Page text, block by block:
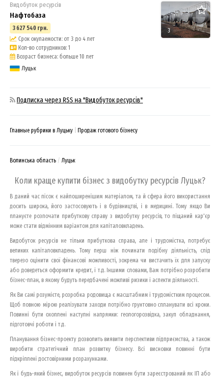
3
Видобуток ресурсів
Нафтобаза
3 627 540 грн.
Срок окупаемости: от 3 до 4 лет
Кол-во сотрудников: 1
Возраст бизнеса: больше 10 лет
Луцьк
Подписка через RSS на "Видобуток ресурсів"
Главные рубрики в Луцьку Продаж готового бізнесу
Волинська область Луцьк
Коли краще купити бізнес з видобутку ресурсів Луцьк?
В даний час пісок є найпоширенішим матеріалом, та й сфера його використання
досить широка, його застосовують і в будівництві, і в медицині. Тому якщо Ви
плануєте розпочати прибуткову справу з видобутку ресурсів, то піщаний кар'єр
може стати відмінним варіантом для капіталовкладень.
Видобуток ресурсів не тільки прибуткова справа, але і трудомістка, потребує
великих капіталовкладень. Тому перш ніж починати подібну діяльність, слід
тверезо оцінити свої фінансові можливості, зокрема чи вистачить їх для запуску
або доведеться оформити кредит, і т.д. Іншими словами, Вам потрібно розробити
бізнес-план, в якому будуть передбачені можливі ризики і аспекти діяльності.
Як Ви самі розумієте, розробка родовища є масштабним і трудомістким процесом.
Щоб повною мірою реалізувати заходи потрібно грунтовно спланувати всі кроки.
Повинні бути охоплені наступні напрямки: геологорозвідка, закуп обладнання,
підготовчі роботи і т.д.
Планування бізнес-проекту дозволить виявити перспективи підприємства, а також
виробити стратегічний план розвитку бізнесу. Всі висновки повинні бути
підкріплені достовірними розрахунками.
Як і будь-який бізнес, видобуток ресурсів повинен бути зареєстрований як ІП або